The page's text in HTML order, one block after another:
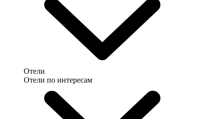
Отели
Отели по интересам